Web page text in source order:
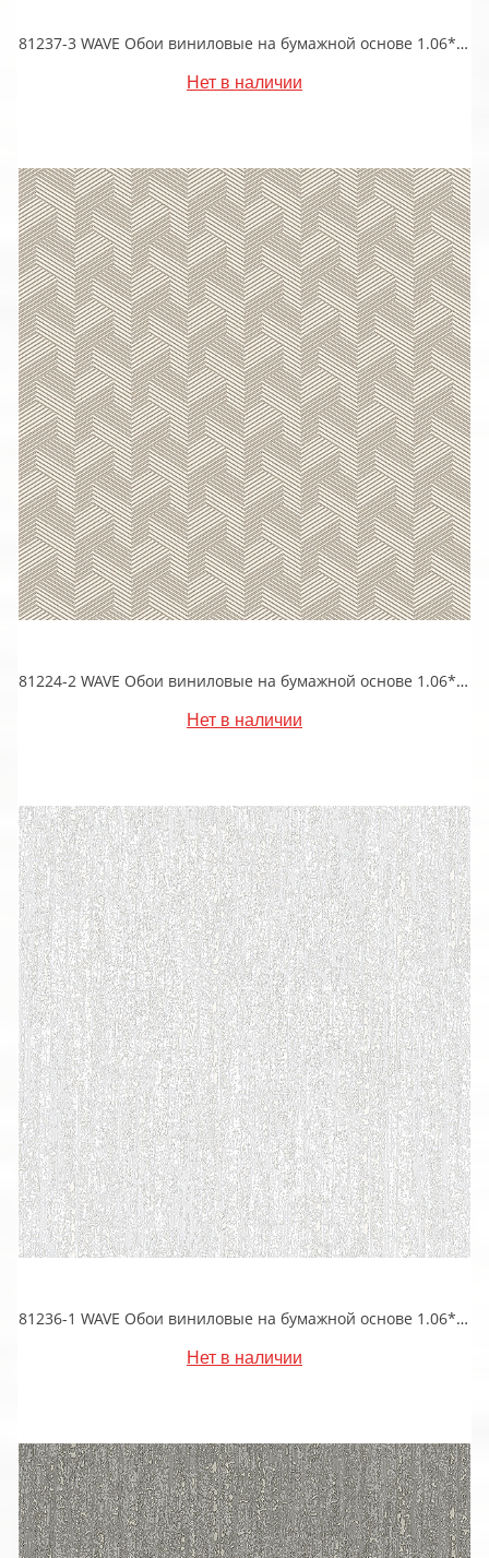
81237-3 WAVE Обои виниловые на бумажной основе 1.06*15.5
Нет в наличии
81224-2 WAVE Обои виниловые на бумажной основе 1.06*15.5
Нет в наличии
81236-1 WAVE Обои виниловые на бумажной основе 1.06*15.5
Нет в наличии